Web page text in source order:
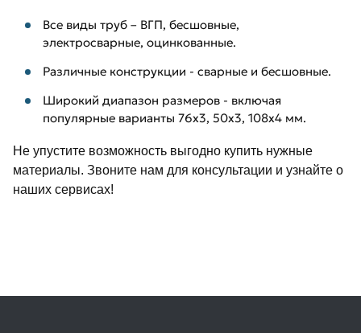
Все виды труб – ВГП, бесшовные,
электросварные, оцинкованные.
Различные конструкции - сварные и бесшовные.
Широкий диапазон размеров - включая
популярные варианты 76х3, 50х3, 108х4 мм.
Не упустите возможность выгодно купить нужные
материалы. Звоните нам для консультации и узнайте о
наших сервисах!